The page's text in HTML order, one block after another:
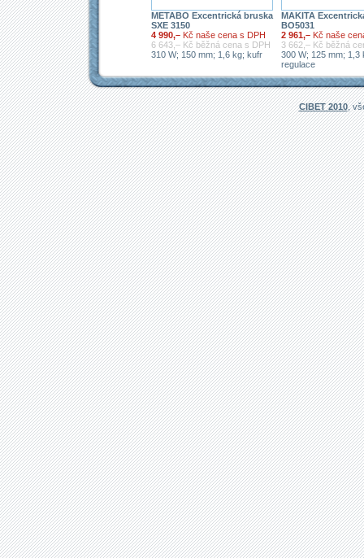
METABO Excentrická bruska
SXE 3150
4 990,– Kč naše cena s DPH
6 643,– Kč běžná cena s DPH
310 W; 150 mm; 1,6 kg; kufr
MAKITA
BO5031
2 961,– Kč naše
3 662,– Kč běžná
300 W; 125 mm; 1,3
regulace
CIBET 2010,